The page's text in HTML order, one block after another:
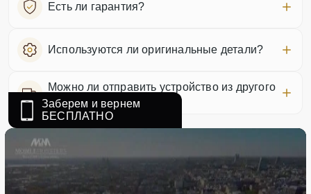
Есть ли гарантия?
Используются ли оригинальные детали?
Можно ли отправить устройство из другого
города?
Заберем и вернем
БЕСПЛАТНО